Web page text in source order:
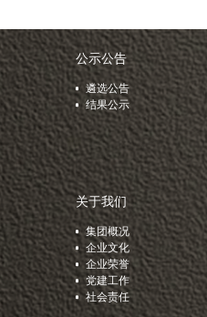
公示公告
遴选公告
结果公示
关于我们
集团概况
企业文化
企业荣誉
党建工作
社会责任